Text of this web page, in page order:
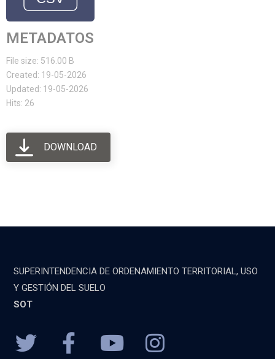
METADATOS
File size: 516.00 B
Created: 19-05-2026
Updated: 19-05-2026
Hits: 26
DOWNLOAD
SUPERINTENDENCIA DE ORDENAMIENTO TERRITORIAL, USO
Y GESTIÓN DEL SUELO
SOT